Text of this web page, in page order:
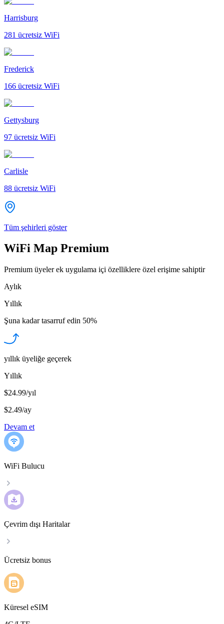
Harrisburg
281 ücretsiz WiFi
Frederick
166 ücretsiz WiFi
Gettysburg
97 ücretsiz WiFi
Carlisle
88 ücretsiz WiFi
Tüm şehirleri göster
WiFi Map Premium
Premium üyeler ek uygulama içi özelliklere özel erişime sahiptir
Aylık
Yıllık
Şuna kadar tasarruf edin 50%
yıllık üyeliğe geçerek
Yıllık
$24.99/yıl
$2.49/ay
Devam et
WiFi Bulucu
Çevrim dışı Haritalar
Ücretsiz bonus
Küresel eSIM